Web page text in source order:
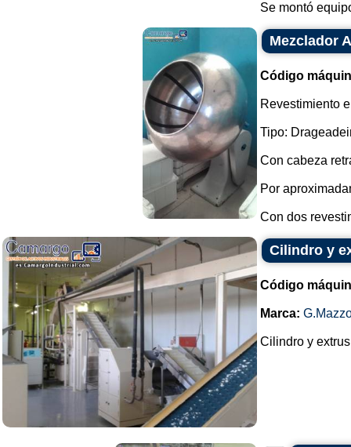
Se montó
Mezclador
Código
Revestimiento
Tipo:
Con cabeza
Por
Con dos
Cilindro y
Código
Marca:
Cilindro y